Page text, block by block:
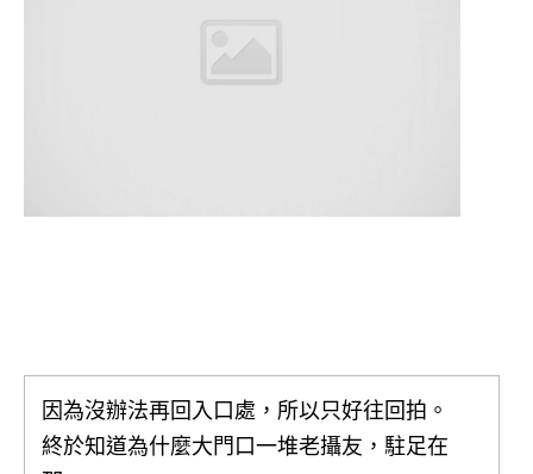
因為沒辦法再回入口處，所以只好往回拍。
終於知道為什麼大門口一堆老攝友，駐足在